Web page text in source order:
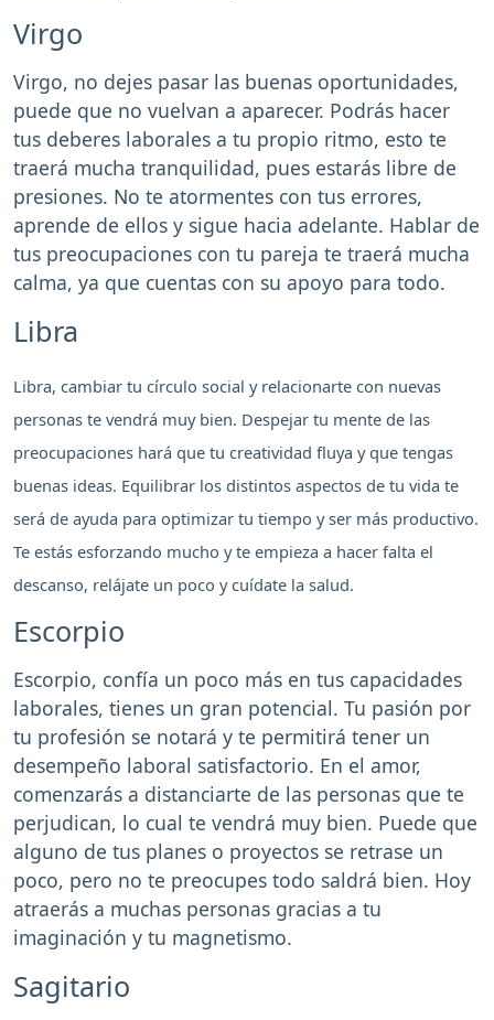
Virgo
Virgo, no dejes pasar las buenas oportunidades,
puede que no vuelvan a aparecer. Podrás hacer
tus deberes laborales a tu propio ritmo, esto te
traerá mucha tranquilidad, pues estarás libre de
presiones. No te atormentes con tus errores,
aprende de ellos y sigue hacia adelante. Hablar de
tus preocupaciones con tu pareja te traerá mucha
calma, ya que cuentas con su apoyo para todo.
Libra
Libra, cambiar tu círculo social y relacionarte con nuevas
personas te vendrá muy bien. Despejar tu mente de las
preocupaciones hará que tu creatividad fluya y que tengas
buenas ideas. Equilibrar los distintos aspectos de tu vida te
será de ayuda para optimizar tu tiempo y ser más productivo.
Te estás esforzando mucho y te empieza a hacer falta el
descanso, relájate un poco y cuídate la salud.
Escorpio
Escorpio, confía un poco más en tus capacidades
laborales, tienes un gran potencial. Tu pasión por
tu profesión se notará y te permitirá tener un
desempeño laboral satisfactorio. En el amor,
comenzarás a distanciarte de las personas que te
perjudican, lo cual te vendrá muy bien. Puede que
alguno de tus planes o proyectos se retrase un
poco, pero no te preocupes todo saldrá bien. Hoy
atraerás a muchas personas gracias a tu
imaginación y tu magnetismo.
Sagitario